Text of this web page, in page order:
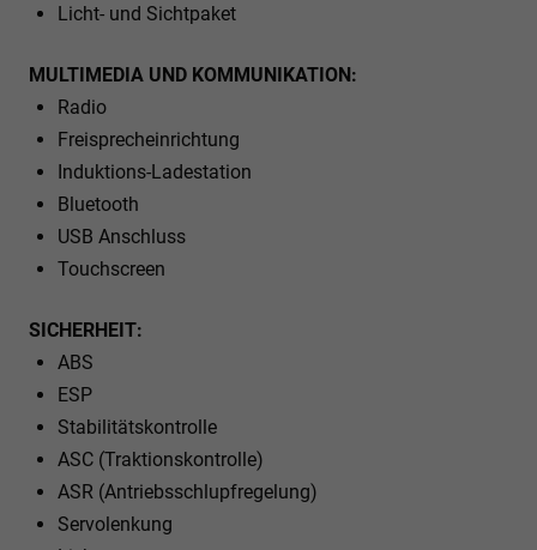
Licht- und Sichtpaket
MULTIMEDIA UND KOMMUNIKATION:
Radio
Freisprecheinrichtung
Induktions-Ladestation
Bluetooth
USB Anschluss
Touchscreen
SICHERHEIT:
ABS
ESP
Stabilitätskontrolle
ASC (Traktionskontrolle)
ASR (Antriebsschlupfregelung)
Servolenkung